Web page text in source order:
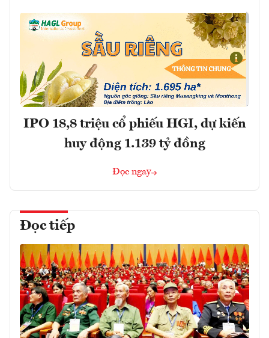
IPO 18,8 triệu cổ phiếu HGI, dự kiến
huy động 1.139 tỷ đồng
Đọc ngay
Đọc tiếp